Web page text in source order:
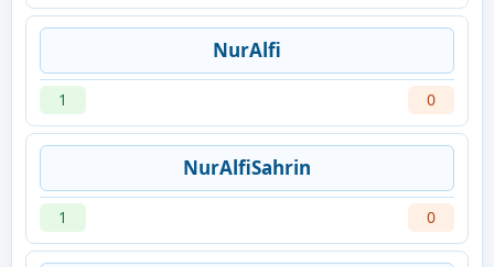
NurAlfi
1 0
NurAlfiSahrin
1 0